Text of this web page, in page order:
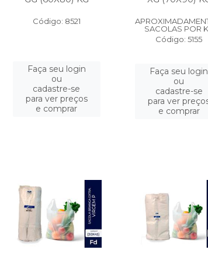
Código: 8521
Faça seu login
ou
cadastre-se
para ver preços
e comprar
SACOLAS POR
Código: 5155
Faça seu login
ou
cadastre-se
para ver
e comprar